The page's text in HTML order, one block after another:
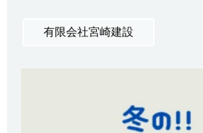
有限会社宮崎建設